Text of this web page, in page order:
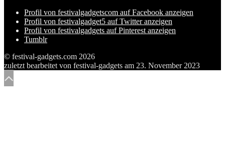
Profil von festivalgadgetscom auf Facebook anzeigen
Profil von festivalgadget5 auf Twitter anzeigen
Profil von festivalgadgets auf Pinterest anzeigen
Tumblr
© festival-gadgets.com 2026
zuletzt bearbeitet von festival-gadgets am 23. November 2023